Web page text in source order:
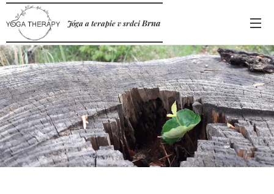
Jóga a terapie v srdciBrna